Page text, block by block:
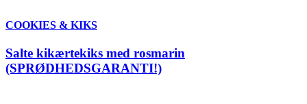
COOKIES & KIKS
Salte kikærtekiks med rosmarin
(SPRØDHEDSGARANTI!)